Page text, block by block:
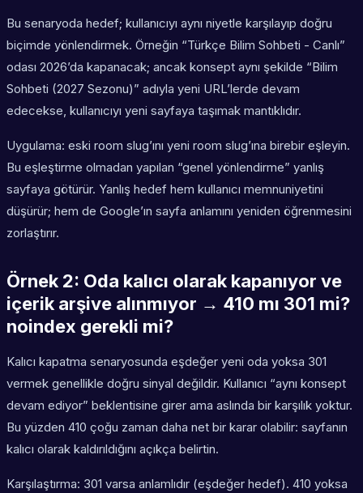
Bu senaryoda hedef; kullanıcıyı aynı niyetle karşılayıp doğru
biçimde yönlendirmek. Örneğin “Türkçe Bilim Sohbeti - Canlı”
odası 2026’da kapanacak; ancak konsept aynı şekilde “Bilim
Sohbeti (2027 Sezonu)” adıyla yeni URL’lerde devam
edecekse, kullanıcıyı yeni sayfaya taşımak mantıklıdır.
Uygulama: eski room slug’ını yeni room slug’ına birebir eşleyin.
Bu eşleştirme olmadan yapılan “genel yönlendirme” yanlış
sayfaya götürür. Yanlış hedef hem kullanıcı memnuniyetini
düşürür; hem de Google’ın sayfa anlamını yeniden öğrenmesini
zorlaştırır.
Örnek 2: Oda kalıcı olarak kapanıyor ve
içerik arşive alınmıyor → 410 mı 301 mi?
noindex gerekli mi?
Kalıcı kapatma senaryosunda eşdeğer yeni oda yoksa 301
vermek genellikle doğru sinyal değildir. Kullanıcı “aynı konsept
devam ediyor” beklentisine girer ama aslında bir karşılık yoktur.
Bu yüzden 410 çoğu zaman daha net bir karar olabilir: sayfanın
kalıcı olarak kaldırıldığını açıkça belirtin.
Karşılaştırma: 301 varsa anlamlıdır (eşdeğer hedef). 410 yoksa